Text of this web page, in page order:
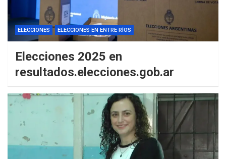
ELECCIONES ELECCIONES EN ENTRE RÍOS
Elecciones 2025 en
resultados.elecciones.gob.ar